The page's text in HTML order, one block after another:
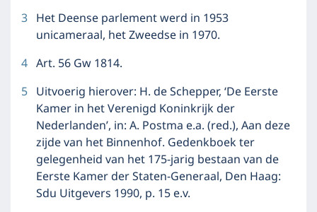
3 Het Deense parlement werd in 1953
unicameraal, het Zweedse in 1970.
4 Art. 56 Gw 1814.
5 Uitvoerig hierover: H. de Schepper, ‘De Eerste
Kamer in het Verenigd Koninkrijk der
Nederlanden’, in: A. Postma e.a. (red.), Aan deze
zijde van het Binnenhof. Gedenkboek ter
gelegenheid van het 175-jarig bestaan van de
Eerste Kamer der Staten-Generaal, Den Haag:
Sdu Uitgevers 1990, p. 15 e.v.